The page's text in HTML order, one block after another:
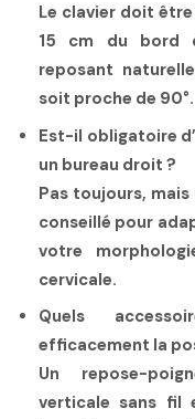
Le clavier doit
15 cm du bord
reposant
soit proche de 90°.
Est-il obligatoire
un bureau droit ?
Pas toujours,
conseillé pour
votre
cervicale.
Quels
efficacement la
Un repose-
verticale sans fil